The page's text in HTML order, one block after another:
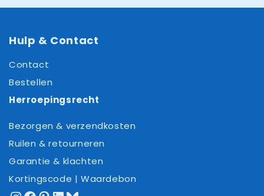
Hulp & Contact
Contact
Bestellen
Herroepingsrecht
Bezorgen & verzendkosten
Ruilen & retourneren
Garantie & klachten
Kortingscode | Waardebon